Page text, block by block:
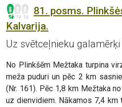
81. posms.
Kalvarija.
Uz svētceļnieku galamērķi
No Plinkšēm Mežtaka turpina
meža puduri un pēc 2 km
(Nr. 161). Pēc 1,8 km Mežtaka
uz dienvidiem. Nākamos 7,4 km